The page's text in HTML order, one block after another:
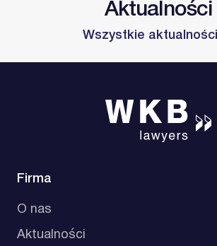
Aktualności
Wszystkie aktualności
Firma
O nas
Aktualności